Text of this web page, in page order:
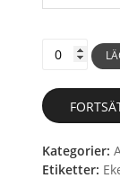
Reindeer
Handduk
Kategorier:
Etiketter: